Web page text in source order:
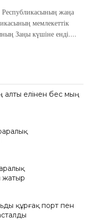
Республикасының жаңа
мемлекеттік
Заңы күшіне енді....
алты елінен бес мың
жатыр
құрғақ порт пен